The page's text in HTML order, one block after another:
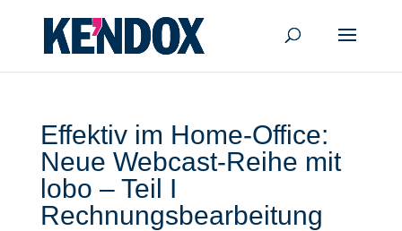
Effektiv im Home-Office:
Neue Webcast-Reihe mit
lobo – Teil I
Rechnungsbearbeitung